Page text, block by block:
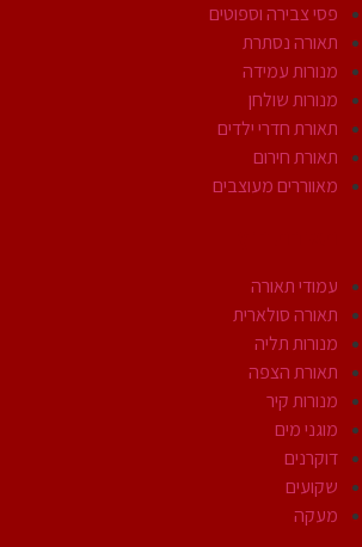
פסי צבירה וספוטים
תאורה נסתרת
מנורות עמידה
מנורות שולחן
תאורת חדרי ילדים
תאורת חירום
מאווררים מעוצבים
עמודי תאורה
תאורה סולארית
מנורות תליה
תאורת הצפה
מנורות קיר
מוגני מים
דוקרנים
שקועים
מעקה